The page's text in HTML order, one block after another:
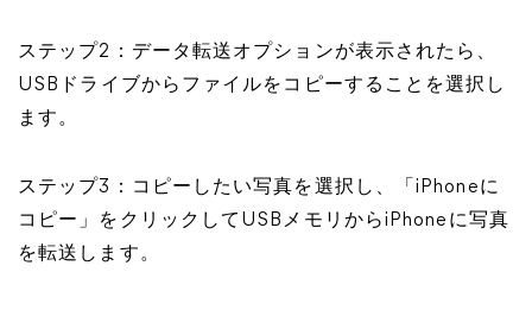
ステップ2：データ転送オプションが表示されたら、
USBドライブからファイルをコピーすることを選択し
ます。
ステップ3：コピーしたい写真を選択し、「iPhoneに
コピー」をクリックしてUSBメモリからiPhoneに写真
を転送します。